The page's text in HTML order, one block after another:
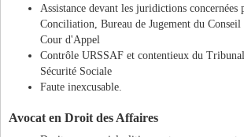
Assistance devant les juridictions
Conciliation, Bureau de Jugement du Conseil
Cour d'Appel
Contrôle URSSAF et contentieux du
Sécurité Sociale
Faute inexcusable.
Avocat en Droit des Affaires